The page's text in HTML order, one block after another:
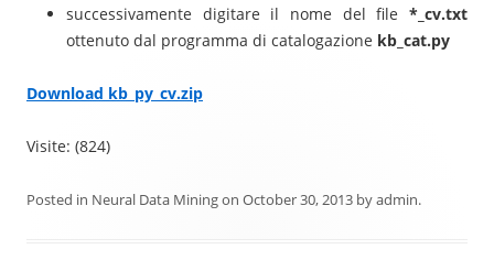
successivamente digitare il nome del file *_cv.txt
ottenuto dal programma di catalogazione kb_cat.py
Download kb_py_cv.zip
Visite: (824)
Posted in Neural Data Miningon October 30, 2013 byadmin.